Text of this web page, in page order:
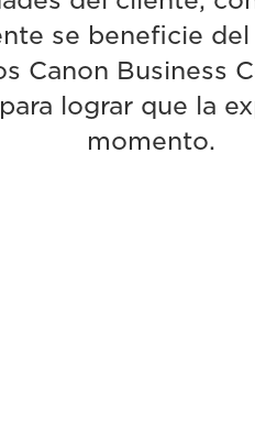
se beneficie
Canon Business
lograr que la
momento.